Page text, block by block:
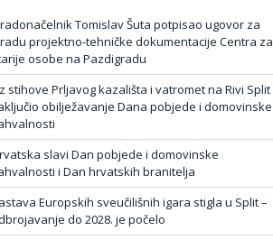
Tomislav Šuta potpisao ugovor za
projektno-tehničke dokumentacije Centra za
osobe na Pazdigradu
stihove Prljavog kazališta i vatromet na Rivi Split
obilježavanje Dana pobjede i domovinske
slavi Dan pobjede i domovinske
i Dan hrvatskih branitelja
Europskih sveučilišnih igara stigla u Split –
do 2028. je počelo